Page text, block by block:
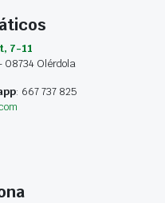
7-11
08734 Olérdola
: 667 737 825